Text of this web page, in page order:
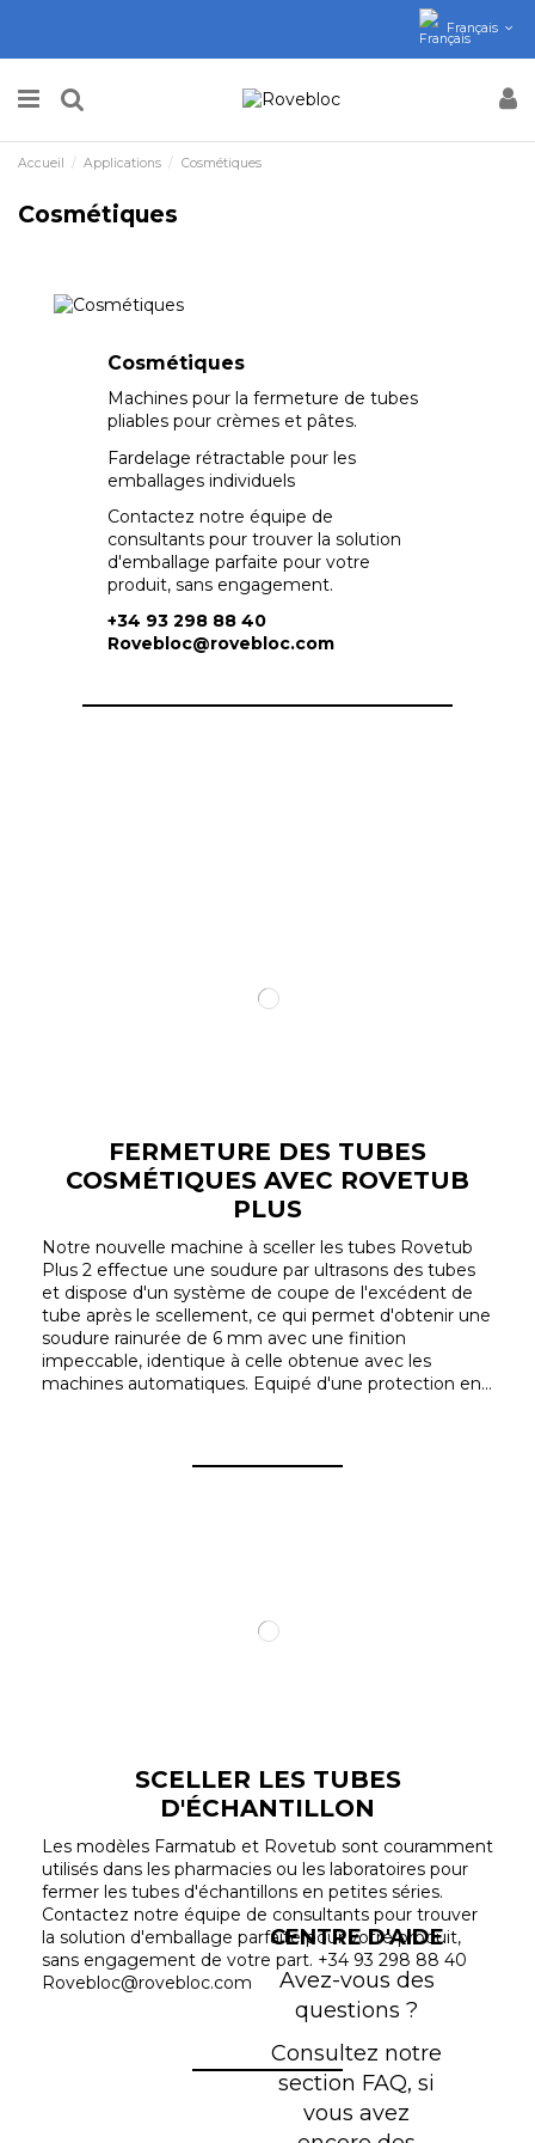
Français
Accueil Applications Cosmétiques
Cosmétiques
Cosmétiques
Machines pour la fermeture de tubes
pliables pour crèmes et pâtes.
Fardelage rétractable pour les
emballages individuels
Contactez notre équipe de
consultants pour trouver la solution
d'emballage parfaite pour votre
produit, sans engagement.
+34 93 298 88 40
Rovebloc@rovebloc.com
FERMETURE DES TUBES
COSMÉTIQUES AVEC ROVETUB
PLUS
Notre nouvelle machine à sceller les tubes Rovetub
Plus 2 effectue une soudure par ultrasons des tubes
et dispose d'un système de coupe de l'excédent de
tube après le scellement, ce qui permet d'obtenir une
soudure rainurée de 6 mm avec une finition
impeccable, identique à celle obtenue avec les
machines automatiques. Equipé d'une protection en...
SCELLER LES TUBES
D'ÉCHANTILLON
Les modèles Farmatub et Rovetub sont couramment
utilisés dans les pharmacies ou les laboratoires pour
fermer les tubes d'échantillons en petites séries.
Contactez notre équipe de consultants pour trouver
la solution d'emballage parfaite pour votre produit,
sans engagement de votre part. +34 93 298 88 40
Rovebloc@rovebloc.com
CENTRE D'AIDE
Avez-vous des
questions ?
Consultez notre
section FAQ, si
vous avez